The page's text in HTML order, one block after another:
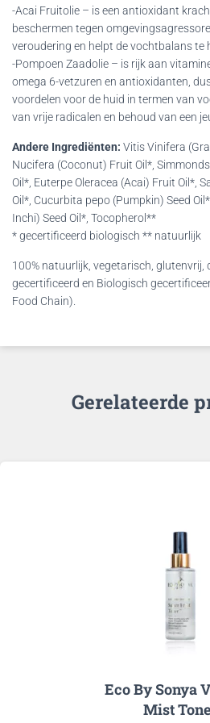
-Acai Fruitolie – is een antioxidant
beschermen tegen
veroudering en helpt de vochtbalans te
-Pompoen Zaadolie – is rijk aan
omega 6-vetzuren en antioxidanten,
voordelen voor de huid in termen van
van vrije radicalen en behoud van een
Andere Ingrediënten: Vitis Vinifera
Nucifera (Coconut) Fruit Oil*,
Oil*, Euterpe Oleracea (Acai) Fruit Oil*,
Oil*, Cucurbita pepo (Pumpkin) Seed
Inchi) Seed Oil*, Tocopherol**
* gecertificeerd biologisch ** natuurlijk
100% natuurlijk, vegetarisch, glutenvrij,
gecertificeerd en Biologisch
Food Chain).
Gerelateerde
Eco By Sonya
Mist